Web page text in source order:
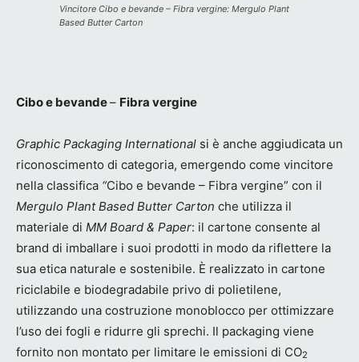
Vincitore Cibo e bevande – Fibra vergine: Mergulo Plant
Based Butter Carton
Cibo e bevande– Fibra vergine
Graphic Packaging International si è anche aggiudicata un
riconoscimento di categoria, emergendo come vincitore
nella classifica “Cibo e bevande – Fibra vergine” con il
Mergulo Plant Based Butter Carton che utilizza il
materiale di MM Board & Paper: il cartone consente al
brand di imballare i suoi prodotti in modo da riflettere la
sua etica naturale e sostenibile. È realizzato in cartone
riciclabile e biodegradabile privo di polietilene,
utilizzando una costruzione monoblocco per ottimizzare
l’uso dei fogli e ridurre gli sprechi. Il packaging viene
fornito non montato per limitare le emissioni di CO2